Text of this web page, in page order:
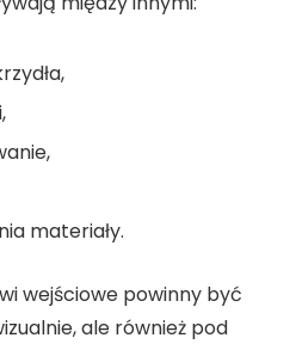
materiały.
wejściowe powinny być
ale również pod